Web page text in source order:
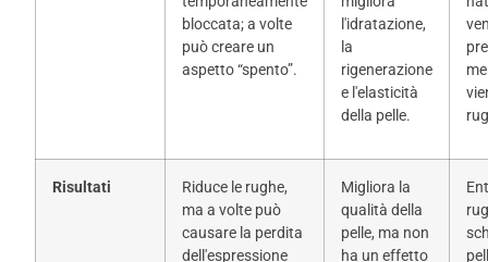
bloccata; a volte
può creare un
aspetto “spento”.
l'idratazione,
la
rigenerazione
e l'elasticità
della pelle.
Risultati
Riduce le rughe,
ma a volte può
causare la perdita
dell'espressione
Migliora la
qualità della
pelle, ma non
ha un effetto